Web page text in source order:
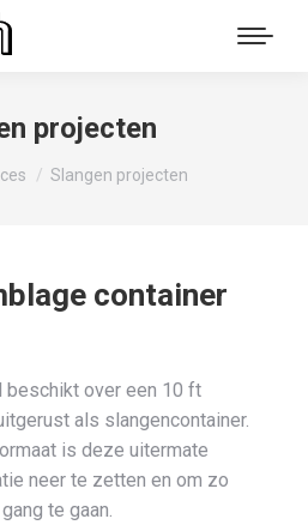
projecten
Slangen projecten
container
beschikt over een 10 ft
als slangencontainer.
is deze uitermate
neer te zetten en om zo
te gaan.